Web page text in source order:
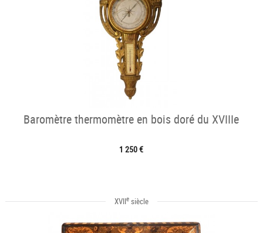
Baromètre thermomètre en bois doré du XVIIIe
1 250 €
XVIIesiècle